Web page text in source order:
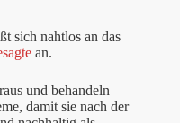
sich nahtlos an das
an.
und behandeln
damit sie nach der